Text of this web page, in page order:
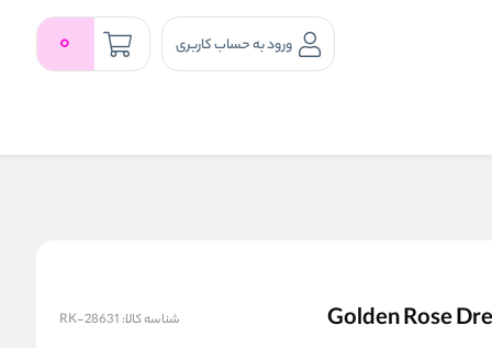
ورود به حساب کاربری 0
شناسه کالا: RK-28631